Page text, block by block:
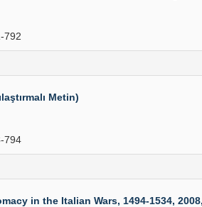
792
Metin)
794
in the Italian Wars, 1494-1534,